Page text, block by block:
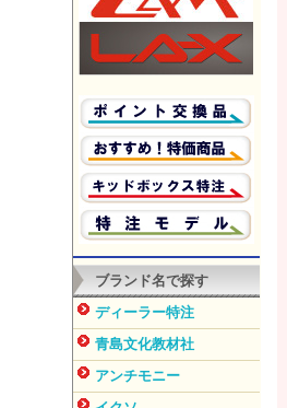
ブランド名で探す
ディーラー特注
青島文化教材社
アンチモニー